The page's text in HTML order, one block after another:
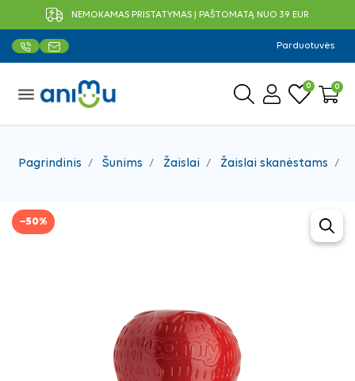
NEMOKAMAS PRISTATYMAS Į PAŠTOMATĄ NUO 39 EUR
Parduotuvės
menu 0 0
Pagrindinis Šunims Žaislai Žaislai skanėstams
−50%